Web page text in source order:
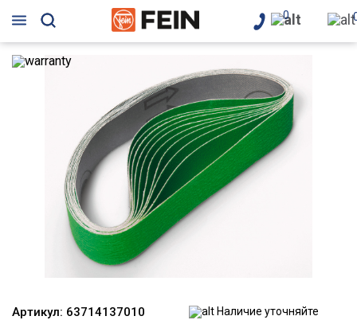
0
Артикул: 63714137010 Наличие уточняйте